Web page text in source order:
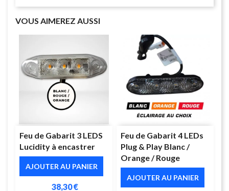
VOUS AIMEREZ AUSSI
Feu de Gabarit 3 LEDS
Lucidity à encastrer
AJOUTER AU PANIER
38,30 €
Feu de Gabarit 4 LEDs
Plug & Play Blanc /
Orange / Rouge
AJOUTER AU PANIER